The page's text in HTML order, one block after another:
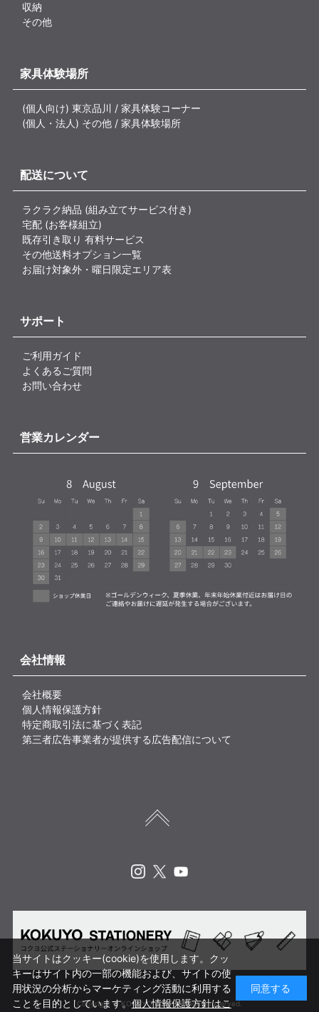
収納
その他
家具体験場所
(個人向け) 東京品川 / 家具体験コーナー
(個人・法人) その他 / 家具体験場所
配送について
ラクラク納品 (組み立てサービス付き)
宅配 (お客様組立)
既存引き取り 有料サービス
その他送料オプション一覧
お届け対象外・曜日限定エリア表
サポート
ご利用ガイド
よくあるご質問
お問い合わせ
営業カレンダー
会社情報
会社概要
個人情報保護方針
特定商取引法に基づく表記
第三者広告事業者が提供する広告配信について
Copyright © KOKUYO CORP. All rights reserved.
当サイトはクッキー(cookie)を使用します。クッ
キーはサイト内の一部の機能および、サイトの使
用状況の分析からマーケティング活動に利用する
ことを目的としています。個人情報保護方針はこ
同意する